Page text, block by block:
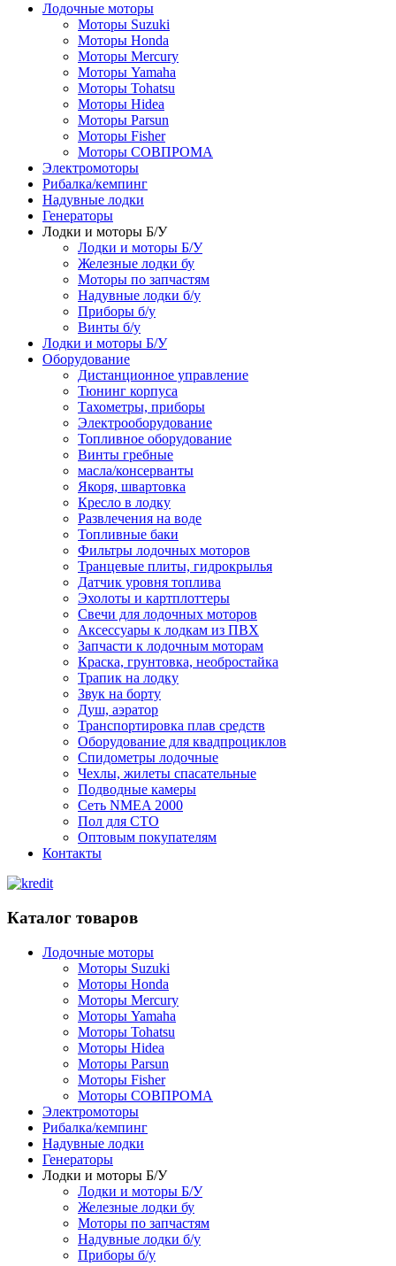
Лодочные моторы
Моторы Suzuki
Моторы Honda
Моторы Mercury
Моторы Yamaha
Моторы Tohatsu
Моторы Hidea
Моторы Parsun
Моторы Fisher
Моторы СОВПРОМА
Электромоторы
Рибалка/кемпинг
Надувные лодки
Генераторы
Лодки и моторы Б/У
Лодки и моторы Б/У
Железные лодки бу
Моторы по запчастям
Надувные лодки б/у
Приборы б/у
Винты б/у
Лодки и моторы Б/У
Оборудование
Дистанционное управление
Тюнинг корпуса
Тахометры, приборы
Электрооборудование
Топливное оборудование
Винты гребные
масла/консерванты
Якоря, швартовка
Кресло в лодку
Развлечения на воде
Топливные баки
Фильтры лодочных моторов
Транцевые плиты, гидрокрылья
Датчик уровня топлива
Эхолоты и картплоттеры
Cвечи для лодочных моторов
Аксессуары к лодкам из ПВХ
Запчасти к лодочным моторам
Краска, грунтовка, необростайка
Трапик на лодку
Звук на борту
Душ, аэратор
Транспортировка плав средств
Оборудование для квадпроциклов
Спидометры лодочные
Чехлы, жилеты спасательные
Подводные камеры
Сеть NMEA 2000
Пол для СТО
Оптовым покупателям
Контакты
Каталог товаров
Лодочные моторы
Моторы Suzuki
Моторы Honda
Моторы Mercury
Моторы Yamaha
Моторы Tohatsu
Моторы Hidea
Моторы Parsun
Моторы Fisher
Моторы СОВПРОМА
Электромоторы
Рибалка/кемпинг
Надувные лодки
Генераторы
Лодки и моторы Б/У
Лодки и моторы Б/У
Железные лодки бу
Моторы по запчастям
Надувные лодки б/у
Приборы б/у